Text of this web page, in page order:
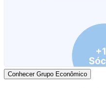
Conhecer Grupo Econômico